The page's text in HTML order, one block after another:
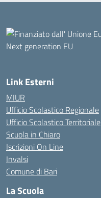
Link Esterni
MIUR
Ufficio Scolastico Regionale
Ufficio Scolastico Territoriale
Scuola in Chiaro
Iscrizioni On Line
Invalsi
Comune di Bari
La Scuola